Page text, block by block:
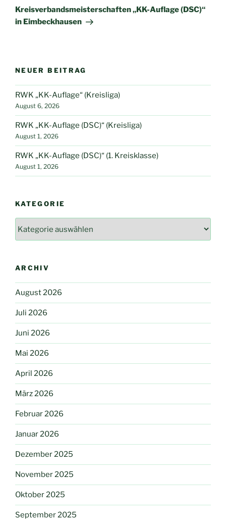
Beitrag
Kreisverbandsmeisterschaften „KK-Auflage (DSC)“
in Eimbeckhausen
NEUER BEITRAG
RWK „KK-Auflage“ (Kreisliga)
August 6, 2026
RWK „KK-Auflage (DSC)“ (Kreisliga)
August 1, 2026
RWK „KK-Auflage (DSC)“ (1. Kreisklasse)
August 1, 2026
KATEGORIE
ARCHIV
August 2026
Juli 2026
Juni 2026
Mai 2026
April 2026
März 2026
Februar 2026
Januar 2026
Dezember 2025
November 2025
Oktober 2025
September 2025